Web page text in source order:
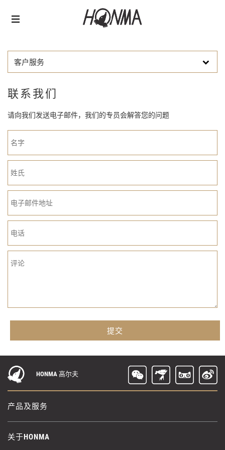
客户服务
联系我们
请向我们发送电子邮件，我们的专员会解答您的问题
HONMA 高尔夫
产品及服务
关于HONMA